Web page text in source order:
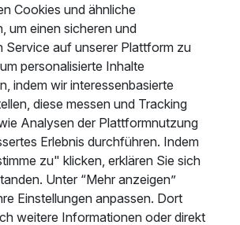
p.P. ab
verwöhnt Sie kulinarisch mit
und internationalen Küche.
Haus verfügt über 38
eingerichtete Zimmer, welche
WC, Haarfön, Minibar,
TV und größtenteils mit Balkon
dem Hotellift gelangen Sie bequem
bis in den 3. Stock. Das Hotel bietet
für bis zu 120 Personen, Restaurant,
Sauna und Dampfbad.
hinter sich – erleben Sie
Die Nähe zu Dresden, der
Cookies und ähnliche
um einen sicheren und
Service auf unserer Plattform zu
personalisierte Inhalte
indem wir interessenbasierte
diese messen und Tracking
Analysen der Plattformnutzung
Erlebnis durchführen. Indem
zu" klicken, erklären Sie sich
Unter “Mehr anzeigen”
Einstellungen anpassen. Dort
weitere Informationen oder direkt